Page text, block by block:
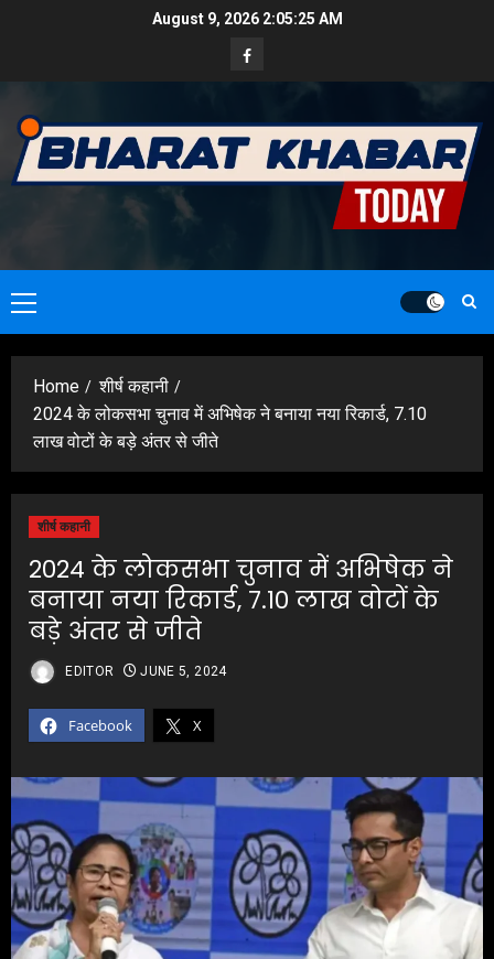
August 9, 2026 2:05:26 AM
Facebook
Primary
Menu
Home
शीर्ष कहानी
2024 के लोकसभा चुनाव में अभिषेक ने बनाया नया रिकार्ड, 7.10
लाख वोटों के बड़े अंतर से जीते
शीर्ष कहानी
2024 के लोकसभा चुनाव में अभिषेक ने
बनाया नया रिकार्ड, 7.10 लाख वोटों के
बड़े अंतर से जीते
Facebook X
EDITOR JUNE 5, 2024